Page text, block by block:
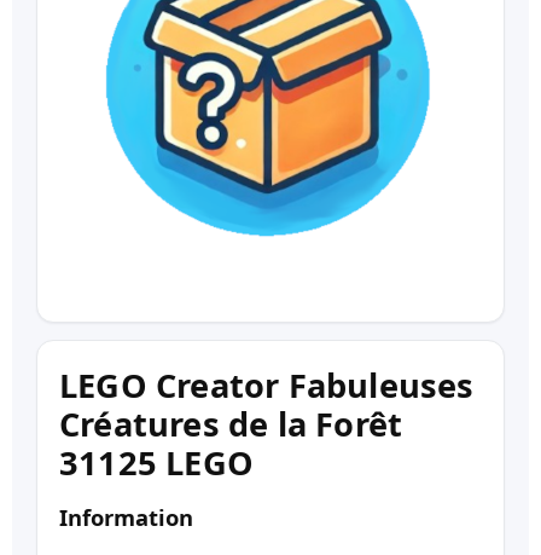
LEGO Creator Fabuleuses
Créatures de la Forêt
31125 LEGO
Information